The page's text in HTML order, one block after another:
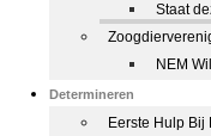
Staat
NEM
Determineren
Eerste Hulp Bij